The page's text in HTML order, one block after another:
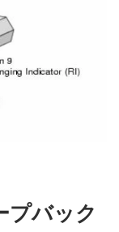
プバック